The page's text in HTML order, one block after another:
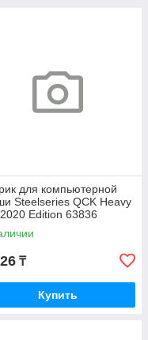
для компьютерной
Steelseries QCK Heavy
Edition 63836
₸
Купить